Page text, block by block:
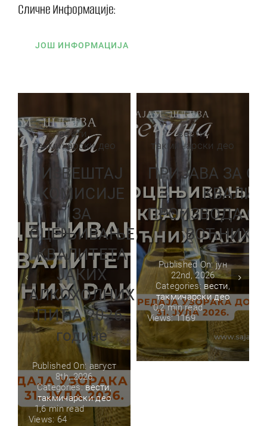
Сличне Информације:
ЈОШ ИНФОРМАЦИЈА
вести ,
такмичарски део
ИЗВЕШТАЈ
КОМИСИЈЕ
ЗА
ОЦЕЊИВАЊЕ
КВАЛИТЕТА
ЈАКИХ
АЛКОХОЛНИХ
ПИЋА 2026.
године
Published On: август
8th, 2026
Categories:вести,
такмичарски део
1,6 min read
Views: 64
вести,
такмичарски део
ПРИЈАВА ЗА
ПРОИЗВОДА
ВОЋНИХ
Published On: јун
22nd, 2026
Categories: вести,
такмичарски део
0,2 min read
Views: 1169